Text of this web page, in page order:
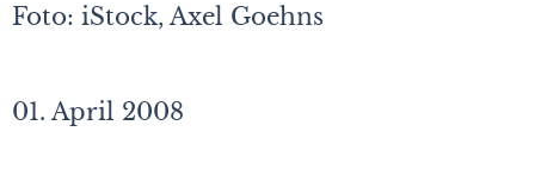
Foto: iStock, Axel Goehns
01. April 2008